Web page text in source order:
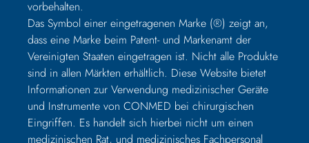
vorbehalten.
Das Symbol einer eingetragenen Marke (®) zeigt an,
dass eine Marke beim Patent- und Markenamt der
Vereinigten Staaten eingetragen ist. Nicht alle Produkte
sind in allen Märkten erhältlich. Diese Website bietet
Informationen zur Verwendung medizinischer Geräte
und Instrumente von CONMED bei chirurgischen
Eingriffen. Es handelt sich hierbei nicht um einen
medizinischen Rat, und medizinisches Fachpersonal